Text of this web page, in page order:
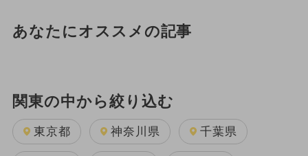
あなたにオススメの記事
関東の中から絞り込む
東京都 神奈川県 千葉県